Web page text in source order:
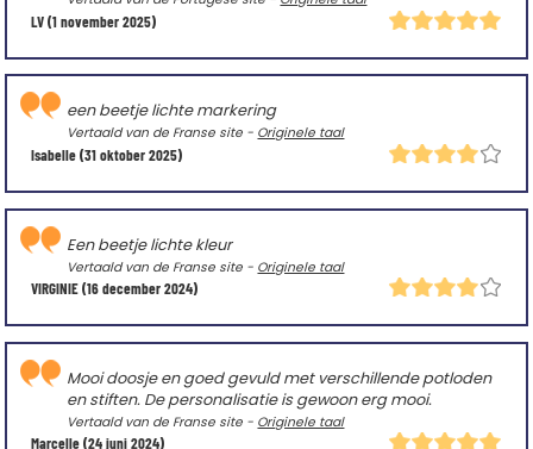
LV(1 november 2025)
Isabelle(31 oktober 2025)
een beetje lichte markering
Vertaald van de Franse site - Originele taal
VIRGINIE(16 december 2024)
Een beetje lichte kleur
Vertaald van de Franse site - Originele taal
Marcelle(24 juni 2024)
Mooi doosje en goed gevuld met verschillende potloden
en stiften. De personalisatie is gewoon erg mooi.
Vertaald van de Franse site - Originele taal